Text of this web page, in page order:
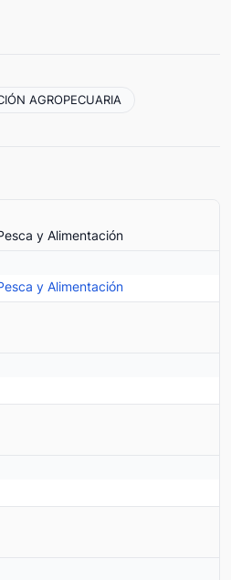
AGROPECUARIA
y Alimentación
y Alimentación